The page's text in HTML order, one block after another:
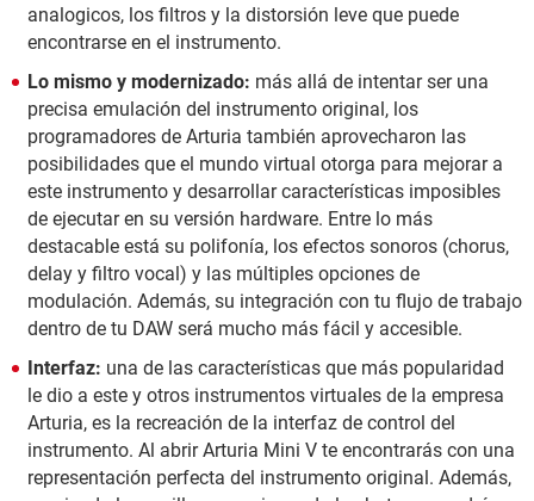
analogicos, los filtros y la distorsión leve que puede
encontrarse en el instrumento.
Lo mismo y modernizado: más allá de intentar ser una
precisa emulación del instrumento original, los
programadores de Arturia también aprovecharon las
posibilidades que el mundo virtual otorga para mejorar a
este instrumento y desarrollar características imposibles
de ejecutar en su versión hardware. Entre lo más
destacable está su polifonía, los efectos sonoros (chorus,
delay y filtro vocal) y las múltiples opciones de
modulación. Además, su integración con tu flujo de trabajo
dentro de tu DAW será mucho más fácil y accesible.
Interfaz: una de las características que más popularidad
le dio a este y otros instrumentos virtuales de la empresa
Arturia, es la recreación de la interfaz de control del
instrumento. Al abrir Arturia Mini V te encontrarás con una
representación perfecta del instrumento original. Además,